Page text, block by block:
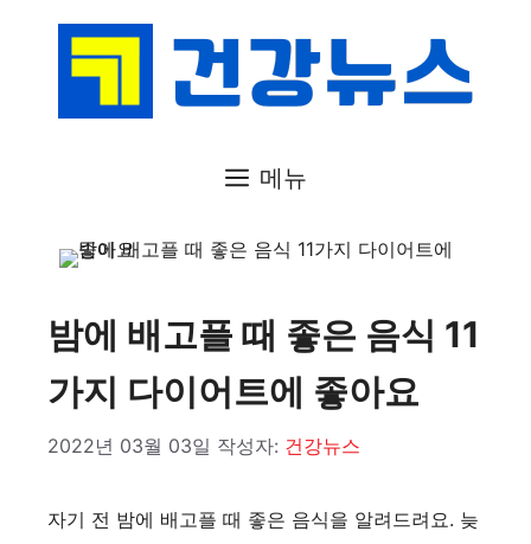
메뉴
밤에 배고플 때 좋은 음식 11
가지 다이어트에 좋아요
2022년 03월 03일 작성자: 건강뉴스
자기 전 밤에 배고플 때 좋은 음식을 알려드려요. 늦